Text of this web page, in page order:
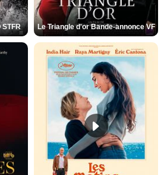
Le Triangle d'or Bande-annonce VF